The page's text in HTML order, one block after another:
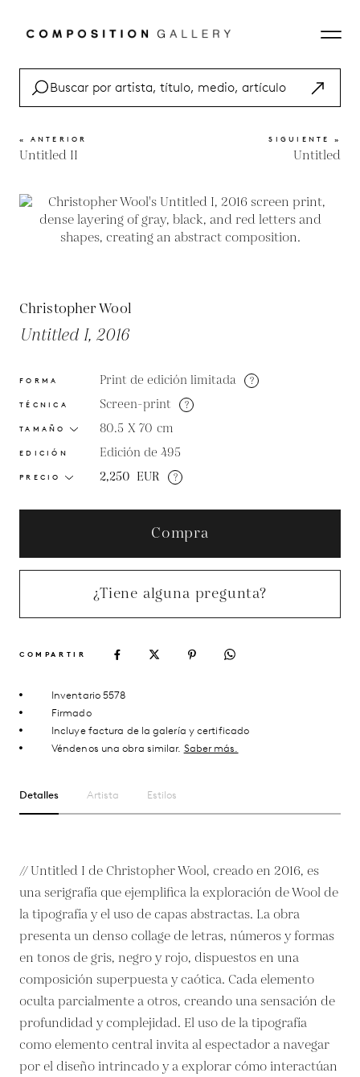
« ANTERIOR
Untitled II
SIGUIENTE »
Untitled
Christopher Wool
Untitled I, 2016
FORMA Print de edición limitada ?
TÉCNICA Screen-print ?
TAMAÑO 80.5 X 70 cm
EDICIÓN Edición de 495
PRECIO 2,250 EUR ?
Compra
¿Tiene alguna pregunta?
COMPARTIR
Inventario 5578
Firmado
Incluye factura de la galería y certificado
Véndenos una obra similar. Saber más.
Detalles Artista Estilos
// Untitled I de Christopher Wool, creado en 2016, es
una serigrafía que ejemplifica la exploración de Wool de
la tipografía y el uso de capas abstractas. La obra
presenta un denso collage de letras, números y formas
en tonos de gris, negro y rojo, dispuestos en una
composición superpuesta y caótica. Cada elemento
oculta parcialmente a otros, creando una sensación de
profundidad y complejidad. El uso de la tipografía
como elemento central invita al espectador a navegar
por el diseño intrincado y a explorar cómo interactúan